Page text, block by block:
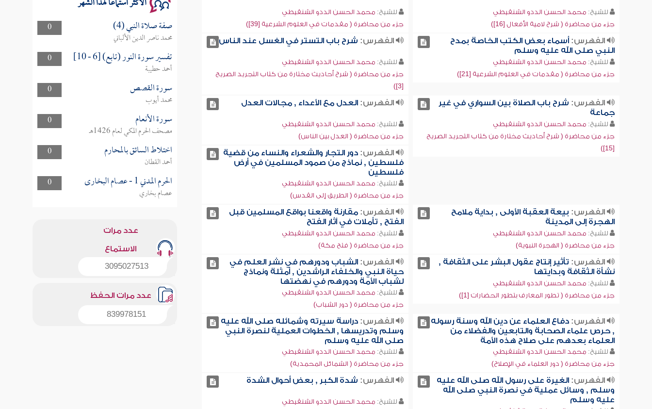
للشيخ: محمد الحسن الددو الشنقيطي
جزء من محاضرة ( شرح لامية الأفعال [16])
للشيخ: محمد الحسن الددو الشنقيطي
جزء من محاضرة ( مقدمات في العلوم الشرعية [39])
الفهرس:أسماء بعض الكتب الخاصة بمدح
النبي صلى الله عليه وسلم
للشيخ: محمد الحسن الددو الشنقيطي
جزء من محاضرة ( مقدمات في العلوم الشرعية [21])
الفهرس: شرح باب التستر في الغسل عند الناس
للشيخ: محمد الحسن الددو الشنقيطي
جزء من محاضرة ( شرح أحاديث مختارة من كتاب التجريد الصريح
[3])
الفهرس: شرح باب الصلاة بين السواري في غير
جماعة
للشيخ: محمد الحسن الددو الشنقيطي
جزء من محاضرة ( شرح أحاديث مختارة من كتاب التجريد الصريح
[15])
الفهرس: العدل مع الأعداء , مجالات العدل
للشيخ: محمد الحسن الددو الشنقيطي
جزء من محاضرة ( العدل بين الناس)
الفهرس: دور التجار والشعراء والنساء من قضية
فلسطين , نماذج من صمود المسلمين في أرض
فلسطين
للشيخ: محمد الحسن الددو الشنقيطي
جزء من محاضرة ( الطريق إلى القدس)
الفهرس: بيعة العقبة الأولى , بداية ملامح
الهجرة إلى المدينة
للشيخ: محمد الحسن الددو الشنقيطي
جزء من محاضرة ( الهجرة النبوية)
الفهرس: مقارنة واقعنا بواقع المسلمين قبل
الفتح , تأملات في آثار الفتح
للشيخ: محمد الحسن الددو الشنقيطي
جزء من محاضرة ( فتح مكة)
الفهرس: تأثير إنتاج عقول البشر على الثقافة ,
نشأة الثقافة وبدايتها
للشيخ: محمد الحسن الددو الشنقيطي
جزء من محاضرة ( تطور المعارف بتطور الحضارات [1])
الفهرس: الشباب ودورهم في نشر العلم في
حياة النبي والخلفاء الراشدين , أمثلة ونماذج
لشباب الأمة ودورهم في نهضتها
للشيخ: محمد الحسن الددو الشنقيطي
جزء من محاضرة ( دور الشباب)
الفهرس:دفاع العلماء عن دين الله وسنة رسوله
, حرص علماء الصحابة والتابعين والفضلاء من
العلماء بعدهم على صلاح هذه الأمة
للشيخ: محمد الحسن الددو الشنقيطي
جزء من محاضرة ( دور العلماء في الإصلاح)
الفهرس: دراسة سيرته وشمائله صلى الله عليه
وسلم وتدريسها , الخطوات العملية لنصرة النبي
صلى الله عليه وسلم
للشيخ: محمد الحسن الددو الشنقيطي
جزء من محاضرة ( الشمائل المحمدية)
الفهرس:الغيرة على رسول الله صلى الله عليه
وسلم , وسائل عملية في نصرة النبي صلى الله
عليه وسلم
الفهرس: شدة الكبر , بعض أحوال الشدة
للشيخ: محمد الحسن الددو الشنقيطي
0 صفة صلاة النبي (4)
محمد ناصر الدين الألباني
0
تفسير سورة النور (تابع) [6 - 10]
أحمد حطيبة
0
سورة القصص
محمد أيوب
0
سورة الأنعام
مصحف الحرم المكي لعام 1426هـ
0
اختلاط السائق بالمحارم
أحمد القطان
0
الحرم المدني 1 - عصام البخارى
عصام بخاري
عدد مرات
الاستماع
3095027513
عدد مرات الحفظ
839978151